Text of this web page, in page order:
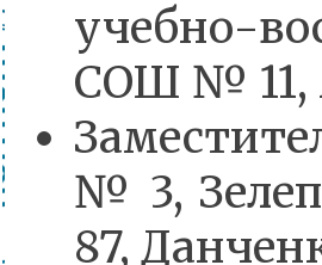
учебно-
СОШ № 11,
№ 3,
87,